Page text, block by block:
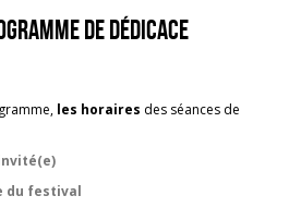
de dédicace
les horaires des séances de
du festival